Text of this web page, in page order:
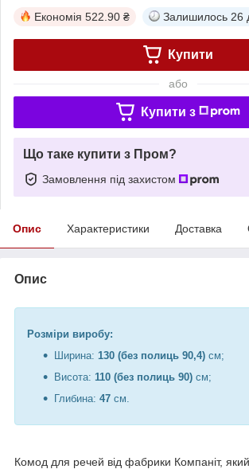
Економія 522.90 ₴ Залишилось 26
Купити
або
Купити з
Що таке купити з Пром?
Замовлення під захистом
Опис Характеристики Доставка
Опис
Розміри виробу:
Ширина: 130 (без полиць 90,4) см;
Висота: 110 (без полиць 90) см;
Глибина: 47 см.
Комод для речей від фабрики Компаніт,